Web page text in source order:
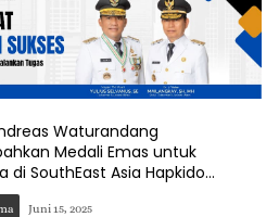
Waturandang
Medali Emas untuk
di SouthEast Asia Hapkido
2025
Juni 15, 2025